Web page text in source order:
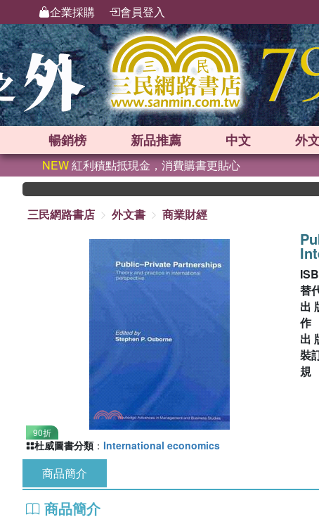
企業採購 會員登入
暢銷榜 新品推薦 中文 外
NEW紅利積點抵現金，消費購書更貼心
三民網路書店
外文書 商業財經
90折
替
出
出
裝
杜威圖書分類 ： International economics
商品簡介
商品簡介